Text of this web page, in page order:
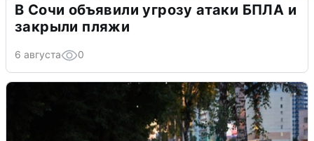
В Сочи объявили угрозу атаки БПЛА и
закрыли пляжи
6 августа 0